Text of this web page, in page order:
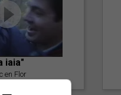
iaia"
en Flor